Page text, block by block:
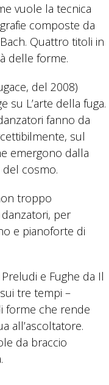
vuole la tecnica
composte da
Quattro titoli in
delle forme.
del 2008)
su L’arte della fuga.
fanno da
sul
emergono dalla
cosmo.
troppo
per
e pianoforte di
e Fughe da Il
tre tempi –
forme che rende
all’ascoltatore.
da braccio